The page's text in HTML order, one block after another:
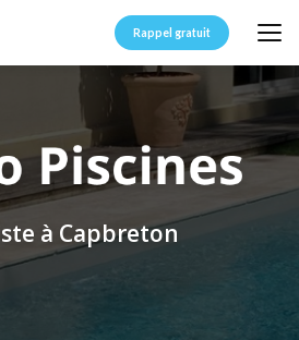
Rappel gratuit
à Capbreton